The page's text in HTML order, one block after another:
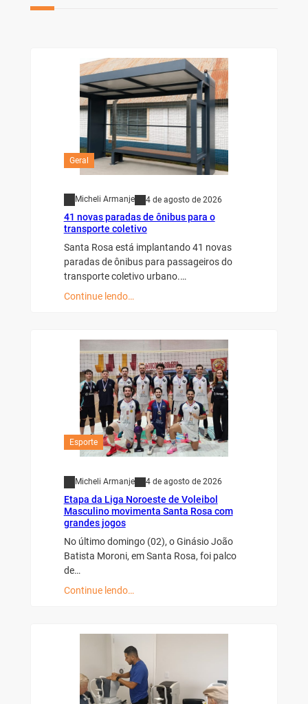
Geral
Micheli Armanje 4 de agosto de 2026
41 novas paradas de ônibus para o
transporte coletivo
Santa Rosa está implantando 41 novas
paradas de ônibus para passageiros do
transporte coletivo urbano.…
Continue lendo…
Esporte
Micheli Armanje 4 de agosto de 2026
Etapa da Liga Noroeste de Voleibol
Masculino movimenta Santa Rosa com
grandes jogos
No último domingo (02), o Ginásio João
Batista Moroni, em Santa Rosa, foi palco
de…
Continue lendo…